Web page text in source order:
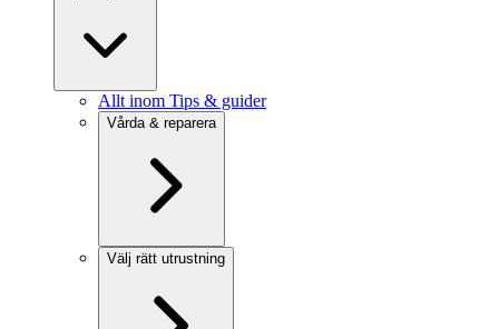
Allt inom Tips & guider
Vårda & reparera
Välj rätt utrustning